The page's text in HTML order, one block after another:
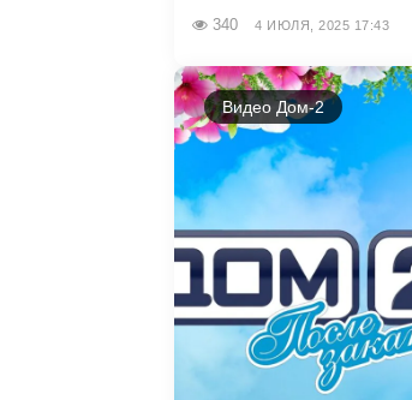
340 4 ИЮЛЯ, 2025 17:43
Видео Дом-2